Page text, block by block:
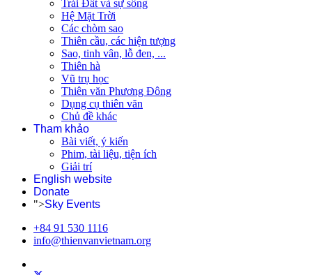
Trái Đất và sự sống
Hệ Mặt Trời
Các chòm sao
Thiên cầu, các hiện tượng
Sao, tinh vân, lỗ đen, ...
Thiên hà
Vũ trụ học
Thiên văn Phương Đông
Dụng cụ thiên văn
Chủ đề khác
Tham khảo
Bài viết, ý kiến
Phim, tài liệu, tiện ích
Giải trí
English website
Donate
">Sky Events
+84 91 530 1116
info@thienvanvietnam.org